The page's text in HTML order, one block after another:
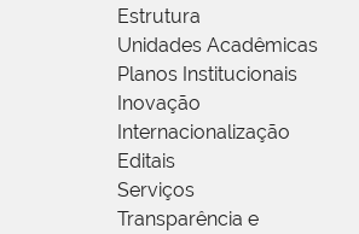
Estrutura
Unidades Acadêmicas
Planos Institucionais
Inovação
Internacionalização
Editais
Serviços
Transparência e